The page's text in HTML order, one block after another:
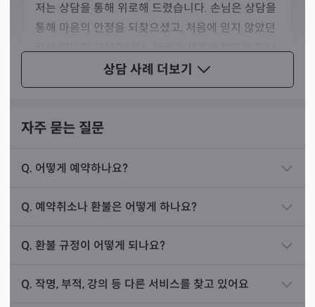
님의 말씀 속에서 진의를 파악하는 문해력 역시 중요하지
타낸다고 하셨죠. 그래서 카드의 진의를 파악하는 리딩 능
선생님께서는 그래서 상담의 질을 높이기 위해 항상 공부와
상담 사례 더보기
저는 상담을 통해 위로해 드렸습니다. 손님은 상담을
통해 마음의 안정을 되찾으셨고, 처음에 믿지 않았던
기 위해 준비하고 계신 분의 상담 일화입니다.
3년 전 50대 초반 여성분이 찾아오셨습니다. 손님은
울에서 직장을 다니는 따님에게 아파트를 사주려고
신 상황이었습니다.
당시는 서울 아파트 가격이 급등하고 있던 시기였고,
자주 묻는 질문
Q. 어떻게 예약하나요?
Q. 예약취소나 환불은 어떻게 하나요?
Q. 환불 규정이 어떻게 되나요?
Q. 작명, 부적, 강의 등 다른 서비스를 찾고 있어요